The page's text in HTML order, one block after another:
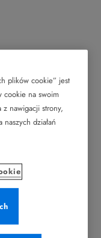
plików cookie” jest
cookie na swoim
nawigacji strony,
działań